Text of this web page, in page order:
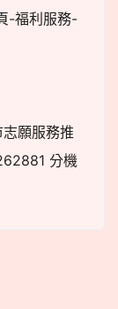
-福利服務-
願服務推
分機